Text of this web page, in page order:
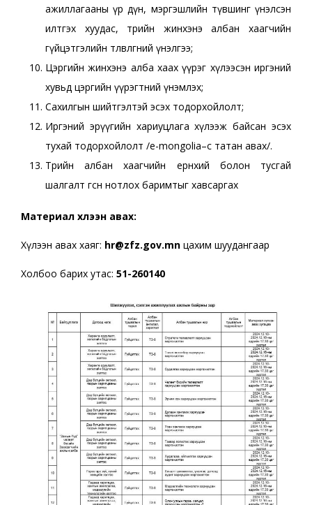
ажиллагааны үр дүн, мэргэшлийн түвшинг үнэлсэн
илтгэх хуудас, төрийн жинхэнэ албан хаагчийн
гүйцэтгэлийн төлөвлөгөөний үнэлгээ;
Цэргийн жинхэнэ алба хаах үүрэг хүлээсэн иргэний
хувьд цэргийн үүрэгтний үнэмлэх;
Сахилгын шийтгэлтэй эсэх тодорхойлолт;
Иргэний эрүүгийн хариуцлага хүлээж байсан эсэх
тухай тодорхойлолт /e-mongolia–с татан авах/.
Төрийн албан хаагчийн ерөнхий болон тусгай
шалгалт өгсөн нотлох баримтыг хавсаргах
Материал хүлээн авах:
Хүлээн авах хаяг: hr@zfz.gov.mn цахим шуудангаар
Холбоо барих утас: 51-260140